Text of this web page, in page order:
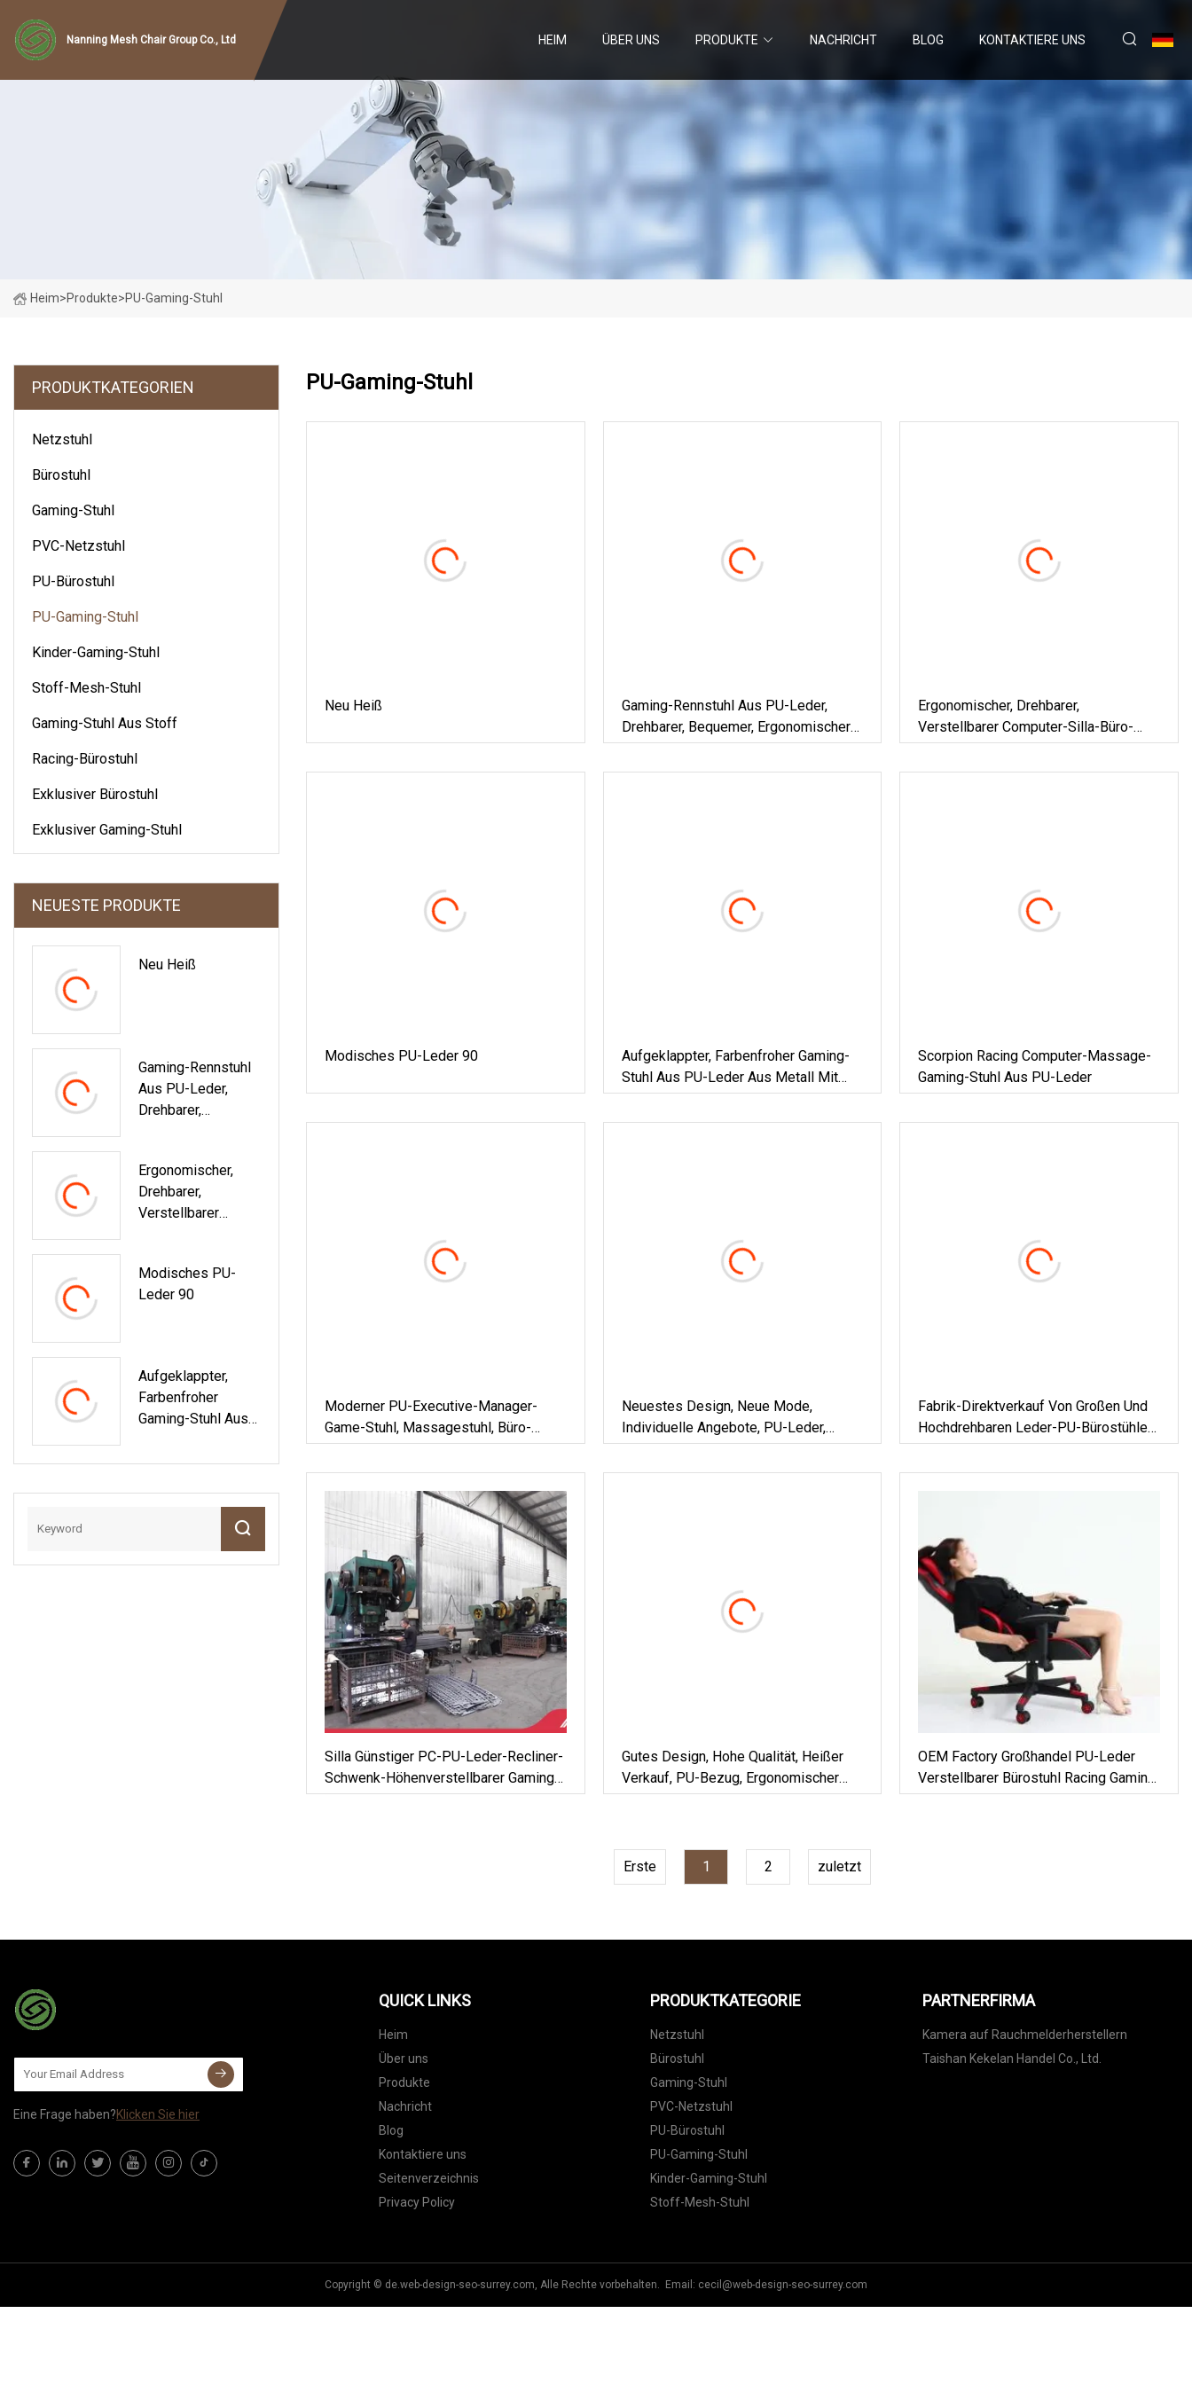
Nanning Mesh Chair Group Co., Ltd HEIM ÜBER UNS PRODUKTE NACHRICHT BLOG KONTAKTIERE UNS
Heim>Produkte>PU-Gaming-Stuhl
PRODUKTKATEGORIEN
Netzstuhl
Bürostuhl
Gaming-Stuhl
PVC-Netzstuhl
PU-Bürostuhl
PU-Gaming-Stuhl
Kinder-Gaming-Stuhl
Stoff-Mesh-Stuhl
Gaming-Stuhl Aus Stoff
Racing-Bürostuhl
Exklusiver Bürostuhl
Exklusiver Gaming-Stuhl
NEUESTE PRODUKTE
Neu Heiß
Gaming-Rennstuhl
Aus PU-Leder,
Drehbarer,
Racing-Gaming-
Stuhl Mit
Lordosenstütze
Ergonomischer,
Drehbarer,
Verstellbarer
Aus PU-Leder Mit
Hoher Rückenlehne
Modisches PU-
Leder 90
Aufgeklappter,
Farbenfroher
Gaming-Stuhl Aus
Metall Mit Gutem
PU-Gaming-Stuhl
Neu Heiß
Gaming-Rennstuhl Aus PU-Leder,
Drehbarer, Bequemer, Ergonomischer
Racing-Gaming-Stuhl Mit
Lordosenstütze
Ergonomischer, Drehbarer,
Verstellbarer Computer-Silla-Büro-
Gaming-Stuhl Aus PU-Leder Mit Hoher
Rückenlehne
Modisches PU-Leder 90
Aufgeklappter, Farbenfroher Gaming-
Stuhl Aus PU-Leder Aus Metall Mit
Gutem Preis Kt911ys
Scorpion Racing Computer-Massage-
Gaming-Stuhl Aus PU-Leder
Moderner PU-Executive-Manager-
Game-Stuhl, Massagestuhl, Büro-
Gaming-Stuhl
Neuestes Design, Neue Mode,
Individuelle Angebote, PU-Leder,
Scorpion PRO, Schwarzer Büro-Gamer-
Gaming-Stuhl Für Computer-PC-Spiele
Fabrik-Direktverkauf Von Großen Und
Hochdrehbaren Leder-PU-Bürostühlen,
Ergonomischen Gaming-Stuhlen
Silla Günstiger PC-PU-Leder-Recliner-
Schwenk-Höhenverstellbarer Gaming-
Stuhl
Gutes Design, Hohe Qualität, Heißer
Verkauf, PU-Bezug, Ergonomischer
Shilla-Spielkonsolen-PC-Gaming-Spin-
OEM Factory Großhandel PU-Leder
Verstellbarer Bürostuhl Racing Gaming
Chair
Erste 1 2 zuletzt
Eine Frage haben?Klicken Sie hier
QUICK LINKS
Heim
Über uns
Produkte
Nachricht
Blog
Kontaktiere uns
Seitenverzeichnis
Privacy Policy
PRODUKTKATEGORIE
Netzstuhl
Bürostuhl
Gaming-Stuhl
PVC-Netzstuhl
PU-Bürostuhl
PU-Gaming-Stuhl
Kinder-Gaming-Stuhl
Stoff-Mesh-Stuhl
PARTNERFIRMA
Kamera auf Rauchmelderherstellern
Taishan Kekelan Handel Co., Ltd.
Copyright © de.web-design-seo-surrey.com, Alle Rechte vorbehalten. Email: cecil@web-design-seo-surrey.com